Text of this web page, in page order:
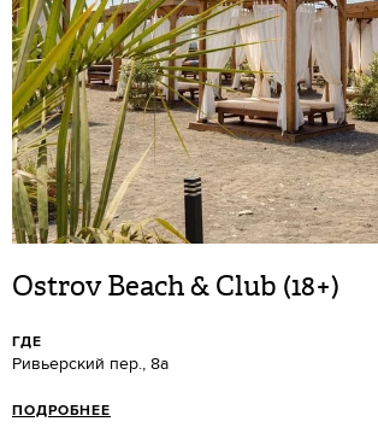
Ostrov Beach & Club (18+)
ГДЕ
Ривьерский пер., 8а
ПОДРОБНЕЕ